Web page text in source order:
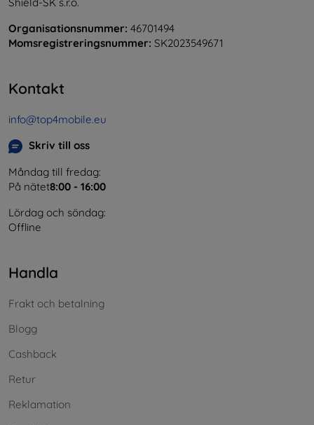
Organisationsnummer: 46701494
Momsregistreringsnummer: SK2023549671
Kontakt
info@top4mobile.eu
Skriv till oss
Måndag till fredag:
På nätet8:00 - 16:00
Lördag och söndag:
Offline
Handla
Frakt och betalning
Blogg
Cashback
Retur
Reklamation